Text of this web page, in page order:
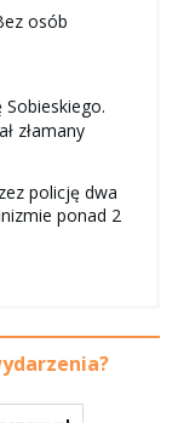
osób
Sobieskiego.
złamany
policję dwa
ponad 2